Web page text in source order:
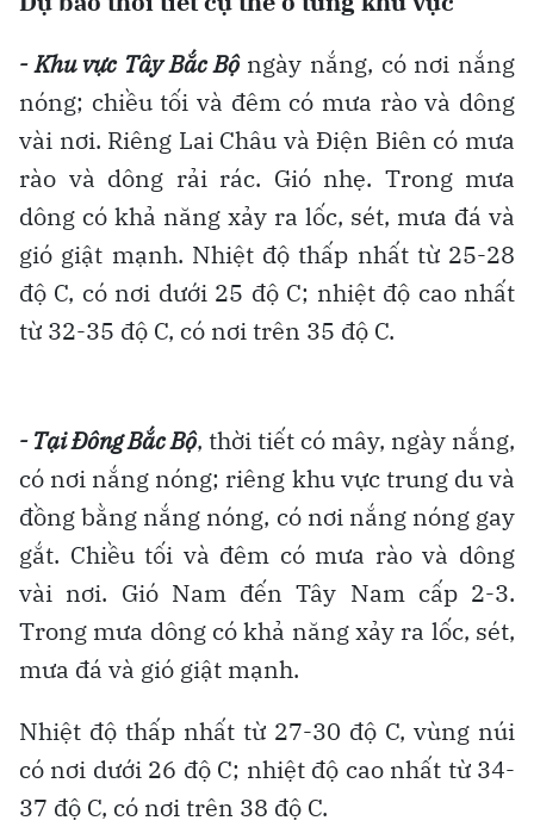
- Khu vực Tây Bắc Bộ ngày nắng, có nơi nắng
nóng; chiều tối và đêm có mưa rào và dông
vài nơi. Riêng Lai Châu và Điện Biên có mưa
rào và dông rải rác. Gió nhẹ. Trong mưa
dông có khả năng xảy ra lốc, sét, mưa đá và
gió giật mạnh. Nhiệt độ thấp nhất từ 25-28
độ C, có nơi dưới 25 độ C; nhiệt độ cao nhất
từ 32-35 độ C, có nơi trên 35 độ C.
- Tại Đông Bắc Bộ, thời tiết có mây, ngày nắng,
có nơi nắng nóng; riêng khu vực trung du và
đồng bằng nắng nóng, có nơi nắng nóng gay
gắt. Chiều tối và đêm có mưa rào và dông
vài nơi. Gió Nam đến Tây Nam cấp 2-3.
Trong mưa dông có khả năng xảy ra lốc, sét,
mưa đá và gió giật mạnh.
Nhiệt độ thấp nhất từ 27-30 độ C, vùng núi
có nơi dưới 26 độ C; nhiệt độ cao nhất từ 34-
37 độ C, có nơi trên 38 độ C.